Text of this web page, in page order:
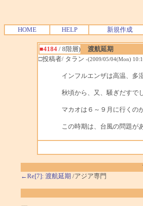
HOME HELP 新規作成
■4184/ 8階層)
渡航延期
□投稿者/ タラン -(2009/05/04(Mon)
インフルエンザは高温、多
秋頃から、又、騒ぎだすで
マカオは６～９月に行くの
この時期は、台風の問題が
←Re[7]: 渡航延期 /アジア専門